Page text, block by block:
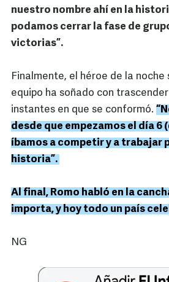
nuestro nombre ahí en la
podamos cerrar la fase de
victorias”.
Finalmente, el héroe de la
equipo ha soñado con
instantes en que se conformó.
desde que empezamos el día 6
íbamos a competir y a trabajar
historia”.
Al final, Romo habló en la
importa, y hoy todo un país
NG